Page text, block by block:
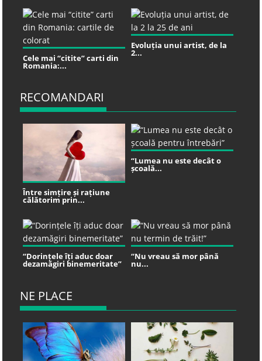
Cele mai “citite” carti din
Romania:...
Evoluția unui artist, de la
2...
RECOMANDARI
Între simțire și rațiune
călătorim prin...
“Lumea nu este decât o
școală...
“Dorințele îți aduc doar
dezamăgiri binemeritate”
“Nu vreau să mor până
nu...
NE PLACE